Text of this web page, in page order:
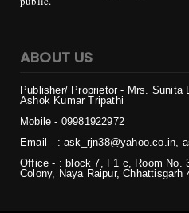
ABOUT US
Ashok Kumar Tripathi
Email - : ask_rjn38@yahoo.co.in,
Office - : block 7, F1 c, Room No.
Colony, Naya Raipur, Chhattisgarh
Copyright ©
2026 | असल बात